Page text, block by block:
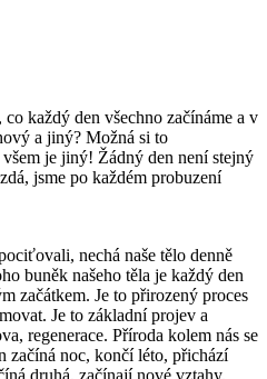
každý den všechno začínáme a v
a jiný? Možná si to
je jiný! Žádný den není stejný
jsme po každém probuzení
nechá naše tělo denně
buněk našeho těla je každý den
začátkem. Je to přirozený proces
Je to základní projev a
regenerace. Příroda kolem nás se
začíná noc, končí léto, přichází
druhá, začínají nové vztahy,